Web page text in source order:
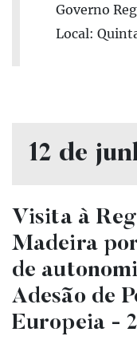
Governo
Local:
12 de
Visita à
Madeira
de
Adesão de
Europeia -